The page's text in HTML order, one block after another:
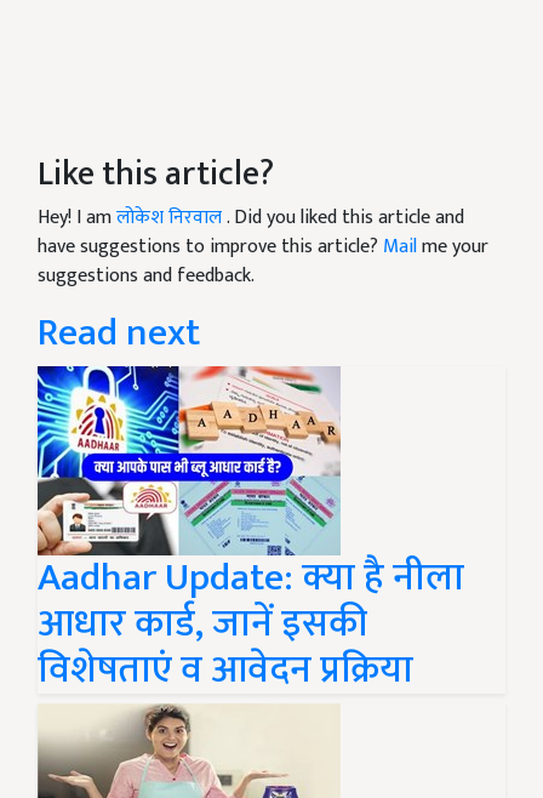
Like this article?
Hey! I amलोकेश निरवाल. Did you liked this article and
have suggestions to improve this article? Mailme your
suggestions and feedback.
Read next
Aadhar Update: क्या है नीला
आधार कार्ड, जानें इसकी
विशेषताएं व आवेदन प्रक्रिया